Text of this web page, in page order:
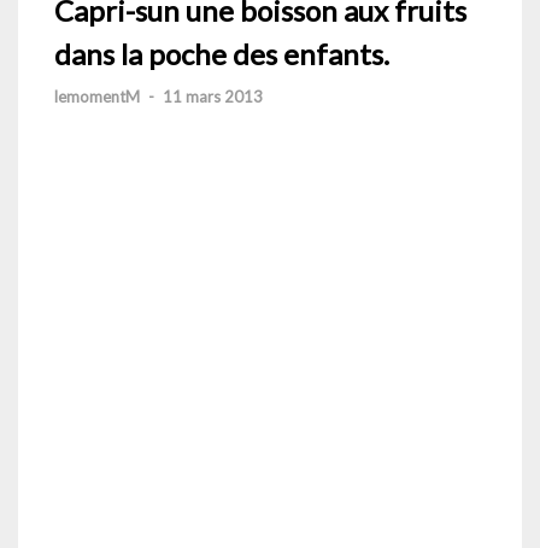
Capri-sun une boisson aux fruits
dans la poche des enfants.
lemomentM - 11 mars 2013